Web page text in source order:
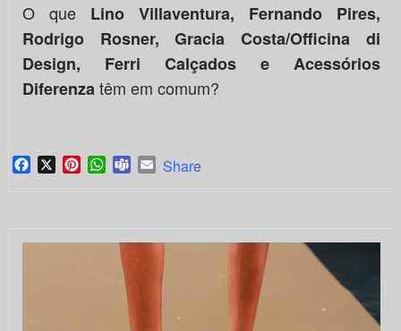
O que Lino Villaventura, Fernando Pires,
Rodrigo Rosner, Gracia Costa/Officina di
Design, Ferri Calçados e Acessórios
Diferenzatêm em comum?
Facebook
X PinterestWhatsApp
TeamsEmail
Share